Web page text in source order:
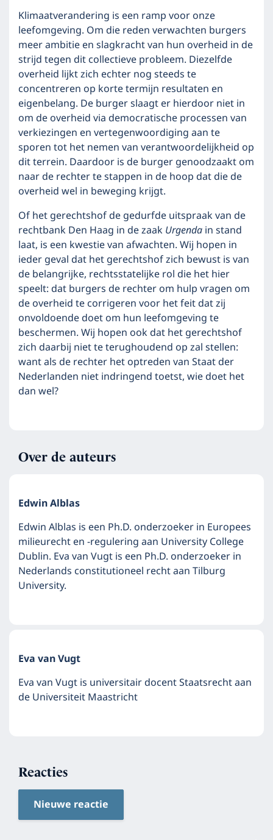
Klimaatverandering is een ramp voor onze
leefomgeving. Om die reden verwachten burgers
meer ambitie en slagkracht van hun overheid in de
strijd tegen dit collectieve probleem. Diezelfde
overheid lijkt zich echter nog steeds te
concentreren op korte termijn resultaten en
eigenbelang. De burger slaagt er hierdoor niet in
om de overheid via democratische processen van
verkiezingen en vertegenwoordiging aan te
sporen tot het nemen van verantwoordelijkheid op
dit terrein. Daardoor is de burger genoodzaakt om
naar de rechter te stappen in de hoop dat die de
overheid wel in beweging krijgt.
Of het gerechtshof de gedurfde uitspraak van de
rechtbank Den Haag in de zaakUrgendain stand
laat, is een kwestie van afwachten. Wij hopen in
ieder geval dat het gerechtshof zich bewust is van
de belangrijke, rechtsstatelijke rol die het hier
speelt: dat burgers de rechter om hulp vragen om
de overheid te corrigeren voor het feit dat zij
onvoldoende doet om hun leefomgeving te
beschermen. Wij hopen ook dat het gerechtshof
zich daarbij niet te terughoudend op zal stellen:
want als de rechter het optreden van Staat der
Nederlanden niet indringend toetst, wie doet het
dan wel?
Over de auteurs
Edwin Alblas
Edwin Alblas is een Ph.D. onderzoeker in Europees
milieurecht en -regulering aan University College
Dublin. Eva van Vugt is een Ph.D. onderzoeker in
Nederlands constitutioneel recht aan Tilburg
University.
Eva van Vugt
Eva van Vugt is universitair docent Staatsrecht aan
de Universiteit Maastricht
Reacties
Nieuwe reactie